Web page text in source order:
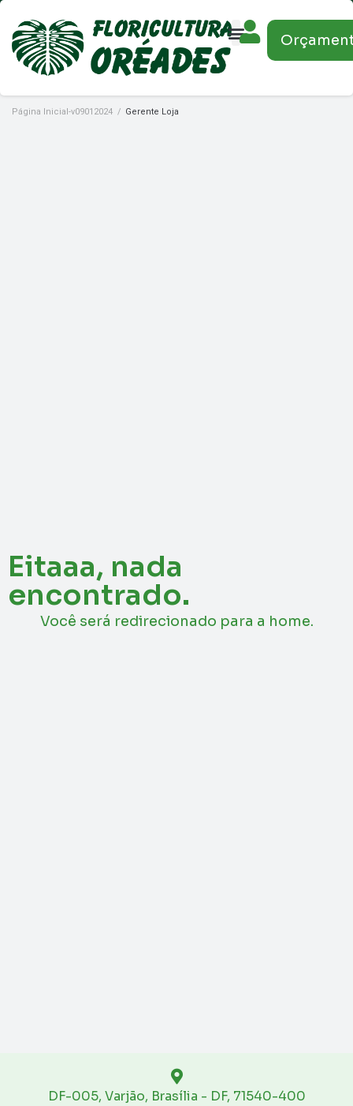
Página Inicial-v09012024 / Gerente Loja
Eitaaa, nada
encontrado.
Você será redirecionado para a home.
DF-005, Varjão, Brasília - DF, 71540-400